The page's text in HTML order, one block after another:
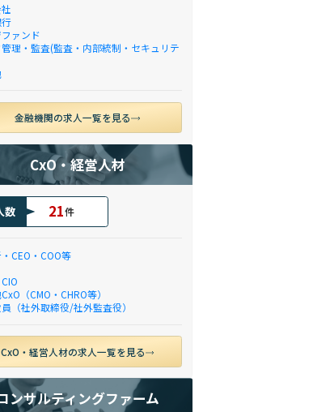
ァンド
管理・監査(監査・内部統制・セキュリテ
金融機関の求人一覧を見る
CxO・経営人材
数 21件
CEO・COO等
（CMO・CHRO等）
（社外取締役/社外監査役）
CxO・経営人材の求人一覧を見る
ンサルティングファーム